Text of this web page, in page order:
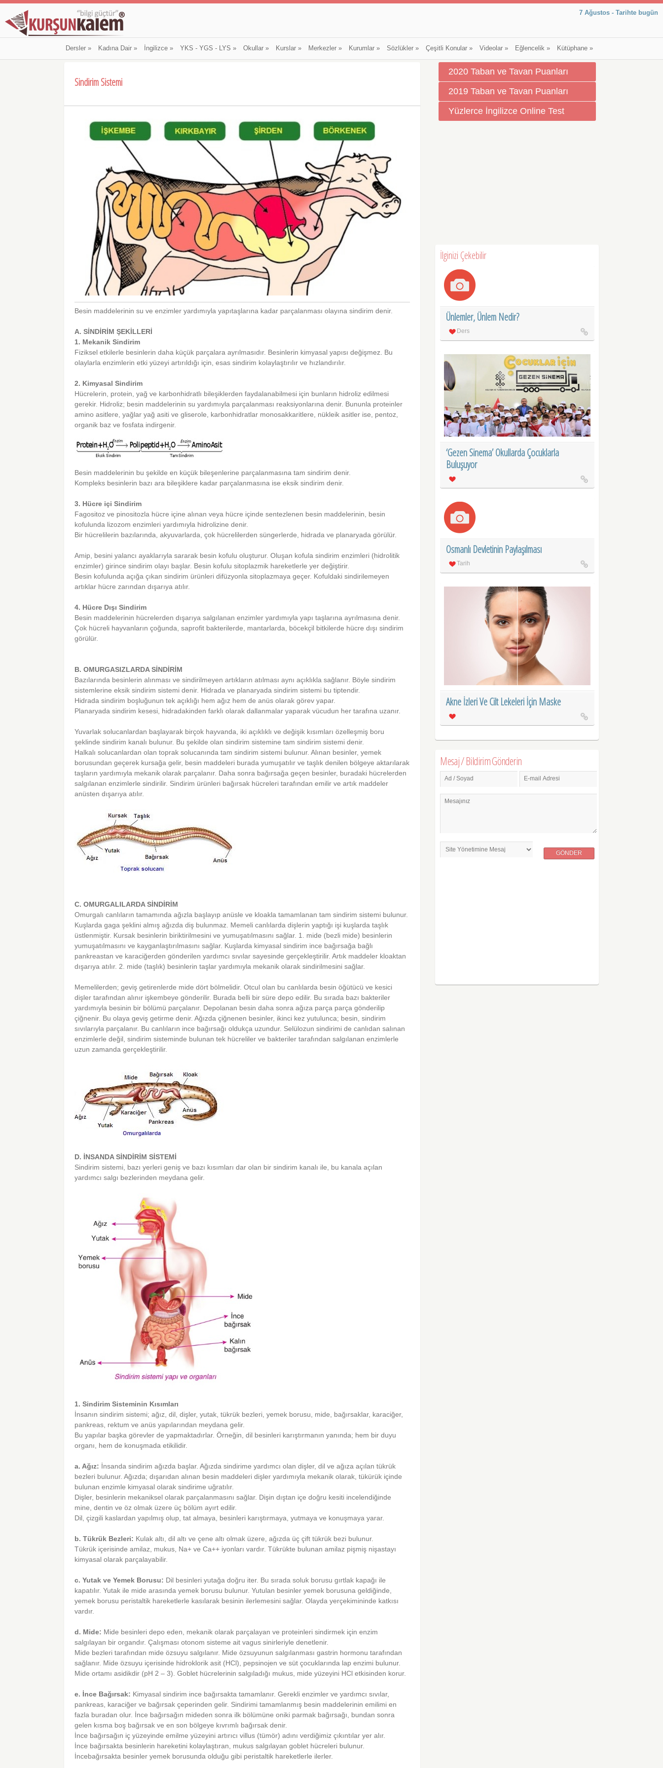
7 Ağustos - Tarihte bugün
Dersler» Kadına Dair» İngilizce» YKS - YGS - LYS » Okullar» Kurslar» Merkezler» Kurumlar» Sözlükler» Çeşitli Konular» Videolar» Eğlencelik» Kütüphane»
Sindirim Sistemi
Besin maddelerinin su ve enzimler yardımıyla yapıtaşlarına kadar parçalanması olayına sindirim denir.
A. SİNDİRİM ŞEKİLLERİ
1. Mekanik Sindirim
Fiziksel etkilerle besinlerin daha küçük parçalara ayrılmasıdır. Besinlerin kimyasal yapısı değişmez. Bu
olaylarla enzimlerin etki yüzeyi artırıldığı için, esas sindirim kolaylaştırılır ve hızlandırılır.
2. Kimyasal Sindirim
Hücrelerin, protein, yağ ve karbonhidratlı bileşiklerden faydalanabilmesi için bunların hidroliz edilmesi
gerekir. Hidroliz; besin maddelerinin su yardımıyla parçalanması reaksiyonlarına denir. Bununla proteinler
amino asitlere, yağlar yağ asiti ve gliserole, karbonhidratlar monosakkaritlere, nükleik asitler ise, pentoz,
organik baz ve fosfata indirgenir.
Besin maddelerinin bu şekilde en küçük bileşenlerine parçalanmasına tam sindirim denir.
Kompleks besinlerin bazı ara bileşiklere kadar parçalanmasına ise eksik sindirim denir.
3. Hücre içi Sindirim
Fagositoz ve pinositozla hücre içine alınan veya hücre içinde sentezlenen besin maddelerinin, besin
kofulunda lizozom enzimleri yardımıyla hidrolizine denir.
Bir hücrelilerin bazılarında, akyuvarlarda, çok hücrelilerden süngerlerde, hidrada ve planaryada görülür.
Amip, besini yalancı ayaklarıyla sararak besin kofulu oluşturur. Oluşan kofula sindirim enzimleri (hidrolitik
enzimler) girince sindirim olayı başlar. Besin kofulu sitoplazmik hareketlerle yer değiştirir.
Besin kofulunda açığa çıkan sindirim ürünleri difüzyonla sitoplazmaya geçer. Kofuldaki sindirilemeyen
artıklar hücre zarından dışarıya atılır.
4. Hücre Dışı Sindirim
Besin maddelerinin hücrelerden dışarıya salgılanan enzimler yardımıyla yapı taşlarına ayrılmasına denir.
Çok hücreli hayvanların çoğunda, saprofit bakterilerde, mantarlarda, böcekçil bitkilerde hücre dışı sindirim
görülür.
B. OMURGASIZLARDA SİNDİRİM
Bazılarında besinlerin alınması ve sindirilmeyen artıkların atılması aynı açıklıkla sağlanır. Böyle sindirim
sistemlerine eksik sindirim sistemi denir. Hidrada ve planaryada sindirim sistemi bu tiptendir.
Hidrada sindirim boşluğunun tek açıklığı hem ağız hem de anüs olarak görev yapar.
Planaryada sindirim kesesi, hidradakinden farklı olarak dallanmalar yaparak vücudun her tarafına uzanır.
Yuvarlak solucanlardan başlayarak birçok hayvanda, iki açıklıklı ve değişik kısımları özelleşmiş boru
şeklinde sindirim kanalı bulunur. Bu şekilde olan sindirim sistemine tam sindirim sistemi denir.
Halkalı solucanlardan olan toprak solucanında tam sindirim sistemi bulunur. Alınan besinler, yemek
borusundan geçerek kursağa gelir, besin maddeleri burada yumuşatılır ve taşlık denilen bölgeye aktarılarak
taşların yardımıyla mekanik olarak parçalanır. Daha sonra bağırsağa geçen besinler, buradaki hücrelerden
salgılanan enzimlerle sindirilir. Sindirim ürünleri bağırsak hücreleri tarafından emilir ve artık maddeler
anüsten dışarıya atılır.
C. OMURGALILARDA SİNDİRİM
Omurgalı canlıların tamamında ağızla başlayıp anüsle ve kloakla tamamlanan tam sindirim sistemi bulunur.
Kuşlarda gaga şeklini almış ağızda diş bulunmaz. Memeli canlılarda dişlerin yaptığı işi kuşlarda taşlık
üstlenmiştir. Kursak besinlerin biriktirilmesini ve yumuşatılmasını sağlar. 1. mide (bezli mide) besinlerin
yumuşatılmasını ve kayganlaştırılmasını sağlar. Kuşlarda kimyasal sindirim ince bağırsağa bağlı
pankreastan ve karaciğerden gönderilen yardımcı sıvılar sayesinde gerçekleştirilir. Artık maddeler kloaktan
dışarıya atılır. 2. mide (taşlık) besinlerin taşlar yardımıyla mekanik olarak sindirilmesini sağlar.
Memelilerden; geviş getirenlerde mide dört bölmelidir. Otcul olan bu canlılarda besin öğütücü ve kesici
dişler tarafından alınır işkembeye gönderilir. Burada belli bir süre depo edilir. Bu sırada bazı bakteriler
yardımıyla besinin bir bölümü parçalanır. Depolanan besin daha sonra ağıza parça parça gönderilip
çiğnenir. Bu olaya geviş getirme denir. Ağızda çiğnenen besinler, ikinci kez yutulunca; besin, sindirim
sıvılarıyla parçalanır. Bu canlıların ince bağırsağı oldukça uzundur. Selülozun sindirimi de canlıdan salınan
enzimlerle değil, sindirim sisteminde bulunan tek hücreliler ve bakteriler tarafından salgılanan enzimlerle
uzun zamanda gerçekleştirilir.
D. İNSANDA SİNDİRİM SİSTEMİ
Sindirim sistemi, bazı yerleri geniş ve bazı kısımları dar olan bir sindirim kanalı ile, bu kanala açılan
yardımcı salgı bezlerinden meydana gelir.
1. Sindirim Sisteminin Kısımları
İnsanın sindirim sistemi; ağız, dil, dişler, yutak, tükrük bezleri, yemek borusu, mide, bağırsaklar, karaciğer,
pankreas, rektum ve anüs yapılarından meydana gelir.
Bu yapılar başka görevler de yapmaktadırlar. Örneğin, dil besinleri karıştırmanın yanında; hem bir duyu
organı, hem de konuşmada etikilidir.
a. Ağız: İnsanda sindirim ağızda başlar. Ağızda sindirime yardımcı olan dişler, dil ve ağıza açılan tükrük
bezleri bulunur. Ağızda; dışarıdan alınan besin maddeleri dişler yardımıyla mekanik olarak, tükürük içinde
bulunan enzimle kimyasal olarak sindirime uğratılır.
Dişler, besinlerin mekaniksel olarak parçalanmasını sağlar. Dişin dıştan içe doğru kesiti incelendiğinde
mine, dentin ve öz olmak üzere üç bölüm ayırt edilir.
Dil, çizgili kaslardan yapılmış olup, tat almaya, besinleri karıştırmaya, yutmaya ve konuşmaya yarar.
b. Tükrük Bezleri: Kulak altı, dil altı ve çene altı olmak üzere, ağızda üç çift tükrük bezi bulunur.
Tükrük içerisinde amilaz, mukus, Na+ ve Ca++ iyonları vardır. Tükrükte bulunan amilaz pişmiş nişastayı
kimyasal olarak parçalayabilir.
c. Yutak ve Yemek Borusu: Dil besinleri yutağa doğru iter. Bu sırada soluk borusu gırtlak kapağı ile
kapatılır. Yutak ile mide arasında yemek borusu bulunur. Yutulan besinler yemek borusuna geldiğinde,
yemek borusu peristaltik hareketlerle kasılarak besinin ilerlemesini sağlar. Olayda yerçekimininde katkısı
vardır.
d. Mide: Mide besinleri depo eden, mekanik olarak parçalayan ve proteinleri sindirmek için enzim
salgılayan bir organdır. Çalışması otonom sisteme ait vagus sinirleriyle denetlenir.
Mide bezleri tarafından mide özsuyu salgılanır. Mide özsuyunun salgılanması gastrin hormonu tarafından
sağlanır. Mide özsuyu içerisinde hidroklorik asit (HCl), pepsinojen ve süt çocuklarında lap enzimi bulunur.
Mide ortamı asidikdir (pH 2 – 3). Goblet hücrelerinin salgıladığı mukus, mide yüzeyini HCl etkisinden korur.
e. İnce Bağırsak: Kimyasal sindirim ince bağırsakta tamamlanır. Gerekli enzimler ve yardımcı sıvılar,
pankreas, karaciğer ve bağırsak çeperinden gelir. Sindirimi tamamlanmış besin maddelerinin emilimi en
fazla buradan olur. İnce bağırsağın mideden sonra ilk bölümüne oniki parmak bağırsağı, bundan sonra
gelen kısma boş bağırsak ve en son bölgeye kıvrımlı bağırsak denir.
İnce bağırsağın iç yüzeyinde emilme yüzeyini artırıcı villus (tümör) adını verdiğimiz çıkıntılar yer alır.
İnce bağırsakta besinlerin hareketini kolaylaştıran, mukus salgılayan goblet hücreleri bulunur.
İncebağırsakta besinler yemek borusunda olduğu gibi peristaltik hareketlerle ilerler.
2020 Taban ve Tavan Puanları
2019 Taban ve Tavan Puanları
Yüzlerce İngilizce Online Test
İlginizi Çekebilir
Ünlemler, Ünlem Nedir?
Ders
‘Gezen Sinema’ Okullarda Çocuklarla
Buluşuyor
Osmanlı Devletinin Paylaşılması
Tarih
Akne İzleri Ve Cilt Lekeleri İçin Maske
Mesaj / Bildirim Gönderin
Ad / Soyad E-mail Adresi
Mesajınız
GÖNDER